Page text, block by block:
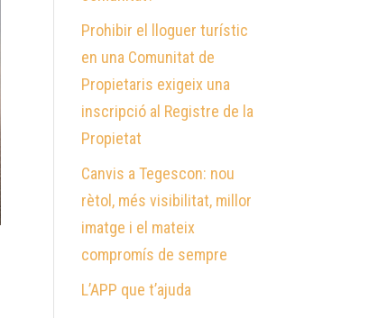
Prohibir el lloguer turístic
en una Comunitat de
Propietaris exigeix una
inscripció al Registre de la
Propietat
Canvis a Tegescon: nou
rètol, més visibilitat, millor
imatge i el mateix
compromís de sempre
L’APP que t’ajuda